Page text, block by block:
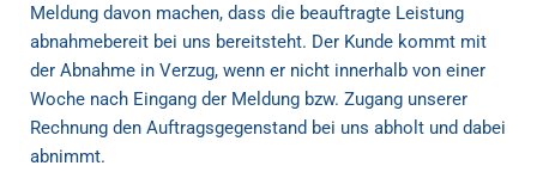
Meldung davon machen, dass die beauftragte Leistung
abnahmebereit bei uns bereitsteht. Der Kunde kommt mit
der Abnahme in Verzug, wenn er nicht innerhalb von einer
Woche nach Eingang der Meldung bzw. Zugang unserer
Rechnung den Auftragsgegenstand bei uns abholt und dabei
abnimmt.